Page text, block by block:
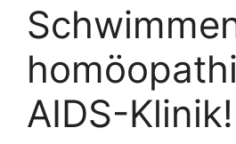
AIDS-Klinik!